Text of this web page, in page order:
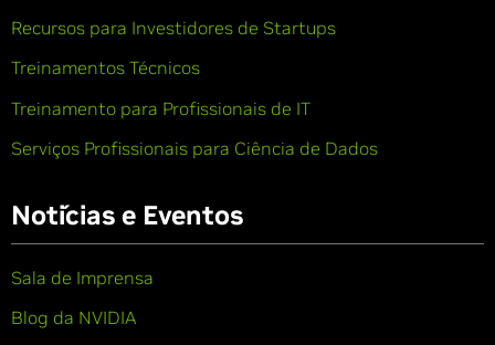
Recursos para Investidores de Startups
Treinamentos Técnicos
Treinamento para Profissionais de IT
Serviços Profissionais para Ciência de Dados
Notícias e Eventos
Sala de Imprensa
Blog da NVIDIA